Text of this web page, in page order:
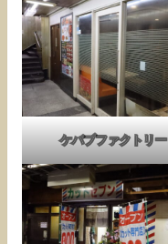
ケバブファクトリー